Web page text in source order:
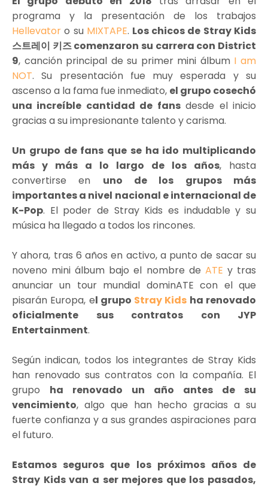
programa y la presentación de los trabajos
Hellevator o su MIXTAPE. Los chicos de Stray Kids
스트레이 키즈 comenzaron su carrera con District
9, canción principal de su primer mini álbum I am
NOT. Su presentación fue muy esperada y su
ascenso a la fama fue inmediato, el grupo cosechó
una increíble cantidad de fansdesde el inicio
gracias a su impresionante talento y carisma.
Un grupo de fans que se ha ido multiplicando
más y más a lo largo de los años, hasta
convertirse en uno de los grupos más
importantes a nivel nacional e internacional de
K-Pop. El poder de Stray Kids es indudable y su
música ha llegado a todos los rincones.
Y ahora, tras 6 años en activo, a punto de sacar su
noveno mini álbum bajo el nombre de ATE y tras
anunciar un tour mundial dominATE con el que
pisarán Europa, el grupo Stray Kids ha renovado
oficialmente sus contratos con JYP
Entertainment.
Según indican, todos los integrantes de Stray Kids
han renovado sus contratos con la compañía. El
grupo ha renovado un año antes de su
vencimiento, algo que han hecho gracias a su
fuerte confianza y a sus grandes aspiraciones para
el futuro.
Estamos seguros que los próximos años de
Stray Kids van a ser mejores que los pasados,